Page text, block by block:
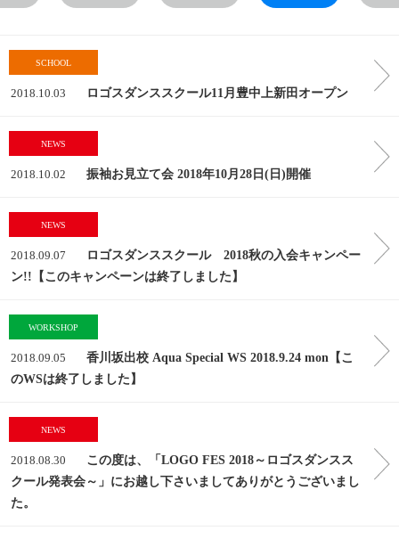
SCHOOL
2018.10.03 ロゴスダンススクール11月豊中上新田オープン
NEWS
2018.10.02 振袖お見立て会 2018年10月28日(日)開催
NEWS
2018.09.07
ロゴスダンススクール 2018秋の入会キャンペー
ン!!【このキャンペーンは終了しました】
WORKSHOP
2018.09.05
香川坂出校 Aqua Special WS 2018.9.24 mon【こ
のWSは終了しました】
NEWS
2018.08.30
この度は、「LOGO FES 2018～ロゴスダンスス
クール発表会～」にお越し下さいましてありがとうございまし
た。